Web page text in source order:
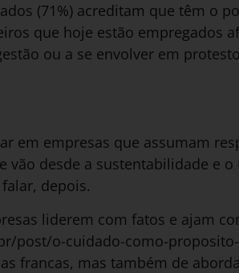
(71%) acreditam que têm o
que hoje estão empregados
ou a se envolver em
em empresas que assumam
vão desde a sustentabilidade e
depois.
liderem com fatos e ajam
post/o-cuidado-como-
francas, mas também de